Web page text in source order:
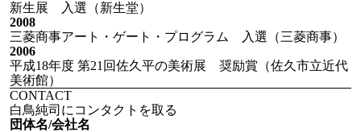
新生展 入選（新生堂）
2008
三菱商事アート・ゲート・プログラム 入選（三菱商事）
2006
平成18年度 第21回佐久平の美術展 奨励賞（佐久市立近代
美術館）
CONTACT
白鳥純司にコンタクトを取る
団体名/会社名